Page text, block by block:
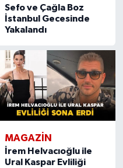
Sefo ve Çağla Boz
İstanbul Gecesinde
Yakalandı
MAGAZIN
İrem Helvacıoğlu ile
Ural Kaspar Evliliği